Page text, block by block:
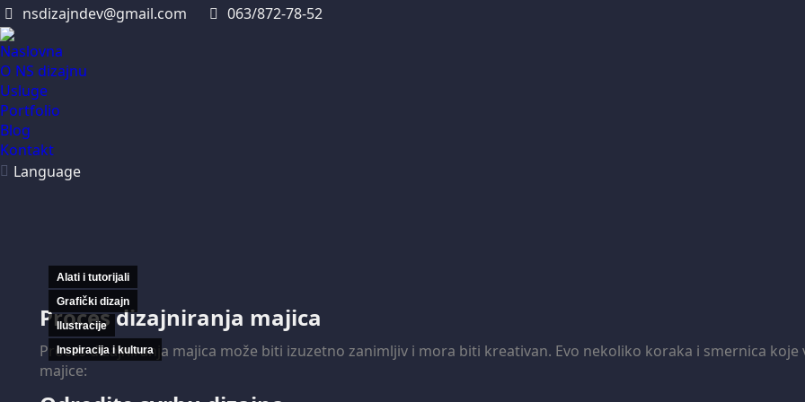
nsdizajndev@gmail.com 063/872-78-52
Naslovna
O NS dizajnu
Usluge
Portfolio
Blog
Kontakt
Language
Alati i tutorijali
Grafički dizajn
Ilustracije
Inspiracija i kultura
Proces dizajniranja majica
Proces dizajniranja majica može biti izuzetno zanimljiv i mora biti kreativan. Evo nekoliko koraka i smernica
majice: